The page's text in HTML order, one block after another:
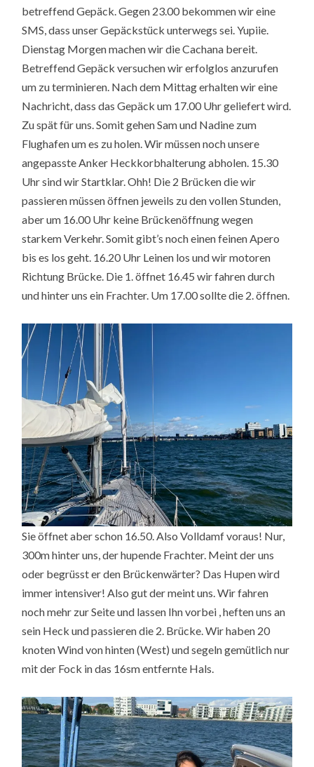
betreffend Gepäck. Gegen 23.00 bekommen wir eine
SMS, dass unser Gepäckstück unterwegs sei. Yupiie.
Dienstag Morgen machen wir die Cachana bereit.
Betreffend Gepäck versuchen wir erfolglos anzurufen
um zu terminieren. Nach dem Mittag erhalten wir eine
Nachricht, dass das Gepäck um 17.00 Uhr geliefert wird.
Zu spät für uns. Somit gehen Sam und Nadine zum
Flughafen um es zu holen. Wir müssen noch unsere
angepasste Anker Heckkorbhalterung abholen. 15.30
Uhr sind wir Startklar. Ohh! Die 2 Brücken die wir
passieren müssen öffnen jeweils zu den vollen Stunden,
aber um 16.00 Uhr keine Brückenöffnung wegen
starkem Verkehr. Somit gibt’s noch einen feinen Apero
bis es los geht. 16.20 Uhr Leinen los und wir motoren
Richtung Brücke. Die 1. öffnet 16.45 wir fahren durch
und hinter uns ein Frachter. Um 17.00 sollte die 2. öffnen.
Sie öffnet aber schon 16.50. Also Volldamf voraus! Nur,
300m hinter uns, der hupende Frachter. Meint der uns
oder begrüsst er den Brückenwärter? Das Hupen wird
immer intensiver! Also gut der meint uns. Wir fahren
noch mehr zur Seite und lassen Ihn vorbei , heften uns an
sein Heck und passieren die 2. Brücke. Wir haben 20
knoten Wind von hinten (West) und segeln gemütlich nur
mit der Fock in das 16sm entfernte Hals.